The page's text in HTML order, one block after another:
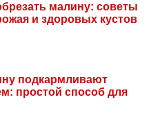
малину: советы
и здоровых кустов
подкармливают
простой способ для